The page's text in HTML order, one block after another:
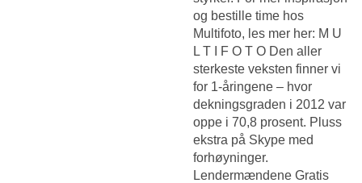
og bestille time hos
Multifoto, les mer her: M U
L T I F O T O Den aller
sterkeste veksten finner vi
for 1-åringene – hvor
dekningsgraden i 2012 var
oppe i 70,8 prosent. Pluss
ekstra på Skype med
forhøyninger.
Lendermændene Gratis